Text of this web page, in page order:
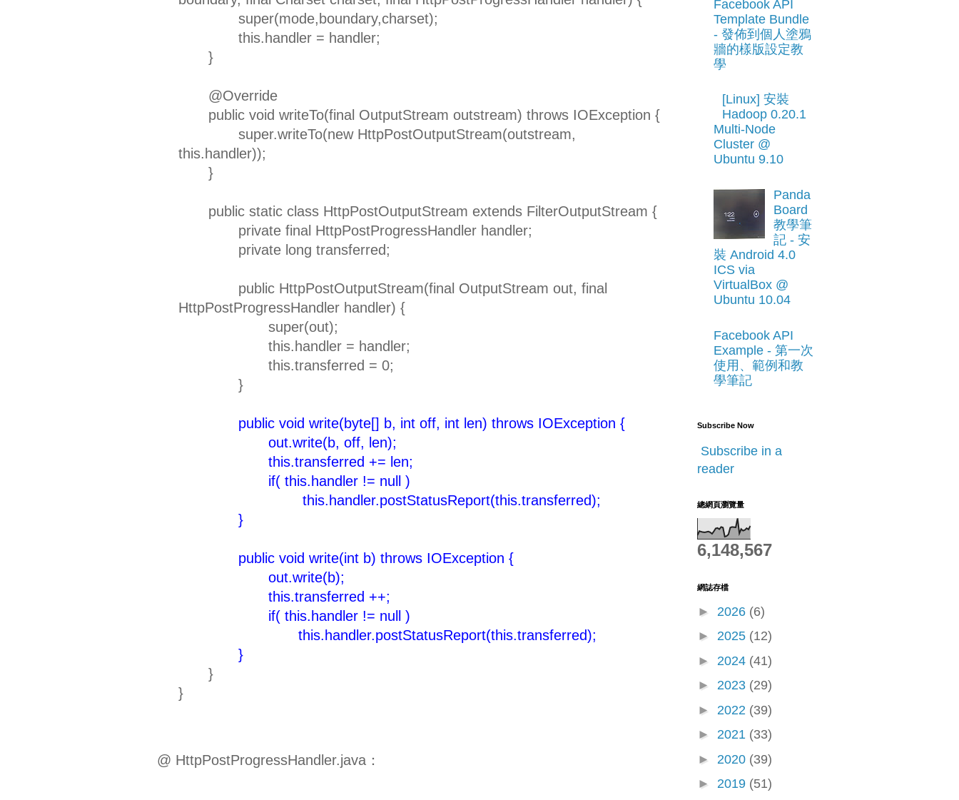
super(mode,boundary,charset);
this.handler = handler;
}
@Override
public void writeTo(final OutputStream outstream) throws IOException {
super.writeTo(new HttpPostOutputStream(outstream,
this.handler));
}
public static class HttpPostOutputStream extends FilterOutputStream {
private final HttpPostProgressHandler handler;
private long transferred;
public HttpPostOutputStream(final OutputStream out, final
HttpPostProgressHandler handler) {
super(out);
this.handler = handler;
this.transferred = 0;
}
public void write(byte[] b, int off, int len) throws IOException {
out.write(b, off, len);
this.transferred += len;
if( this.handler != null )
this.handler.postStatusReport(this.transferred);
}
public void write(int b) throws IOException {
out.write(b);
this.transferred ++;
if( this.handler != null )
this.handler.postStatusReport(this.transferred);
}
}
}
@ HttpPostProgressHandler.java：
Facebook API
Template Bundle
- 發佈到個人塗鴉
牆的樣版設定教
學
[Linux] 安裝
Hadoop 0.20.1
Multi-Node
Cluster @
Ubuntu 9.10
Panda
Board
教學筆
記 - 安
裝 Android 4.0
ICS via
VirtualBox @
Ubuntu 10.04
Facebook API
Example - 第一次
使用、範例和教
學筆記
Subscribe Now
Subscribe in a
reader
總網頁瀏覽量
6,148,567
網誌存檔
► 2026 (6)
► 2025 (12)
► 2024 (41)
► 2023 (29)
► 2022 (39)
► 2021 (33)
► 2020 (39)
► 2019 (51)